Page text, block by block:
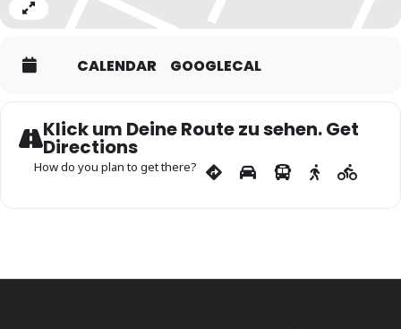
CALENDAR GOOGLECAL
Klick um Deine Route zu sehen. Get
Directions
How do you plan to get there?